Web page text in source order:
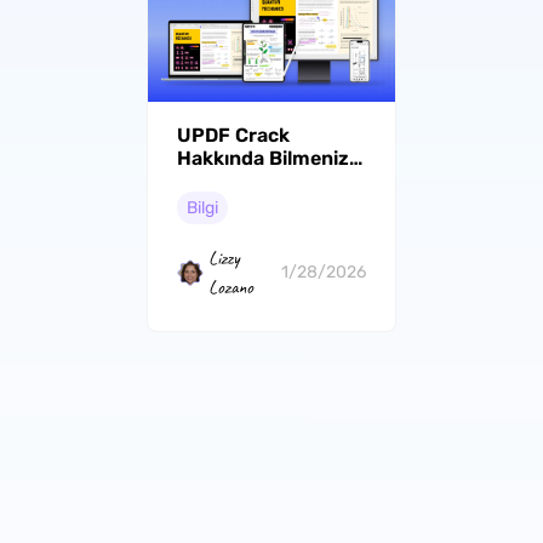
UPDF Crack
Hakkında Bilmeniz
Bilgi
Lizzy
Lozano
1/28/2026